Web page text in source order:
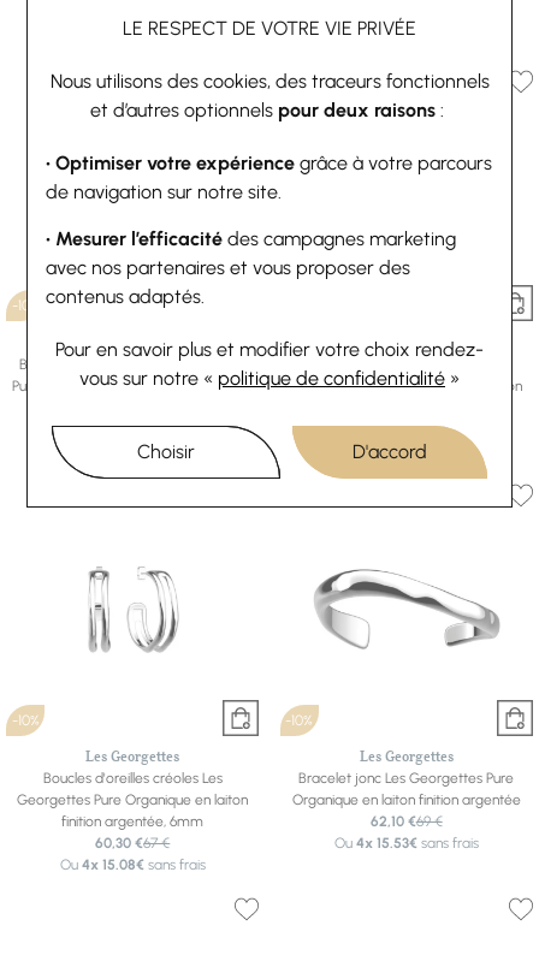
LE RESPECT DE VOTRE VIE PRIVÉE
Nous utilisons des cookies, des traceurs fonctionnels
et d’autres optionnels pour deux raisons :
• Optimiser votre expérience grâce à votre parcours
de navigation sur notre site.
• Mesurer l’efficacité des campagnes marketing
avec nos partenaires et vous proposer des
contenus adaptés.
Pour en savoir plus et modifier votre choix rendez-
vous sur notre « politique de confidentialité »
Choisir D'accord
73,80 €
Ou 4x 18.45€
-10%
Les Georgettes
Bracelet manchette Les Georgettes
Pure Organique en laiton finition dorée,
73,80 €82 €
Ou
18.45€sans frais
Les Georgettes
Georgettes Pure Organique en laiton
60,30 €67 €
Ou4x 15.08€sans frais
-10%
Les Georgettes
Boucles d'oreilles créoles Les
Georgettes Pure Organique en laiton
finition argentée, 6mm
60,30 €67 €
Ou 4x 15.08€sans frais
-10%
Les Georgettes
Bracelet jonc Les Georgettes Pure
Organique en laiton finition argentée
62,10 €69 €
Ou 4x 15.53€sans frais